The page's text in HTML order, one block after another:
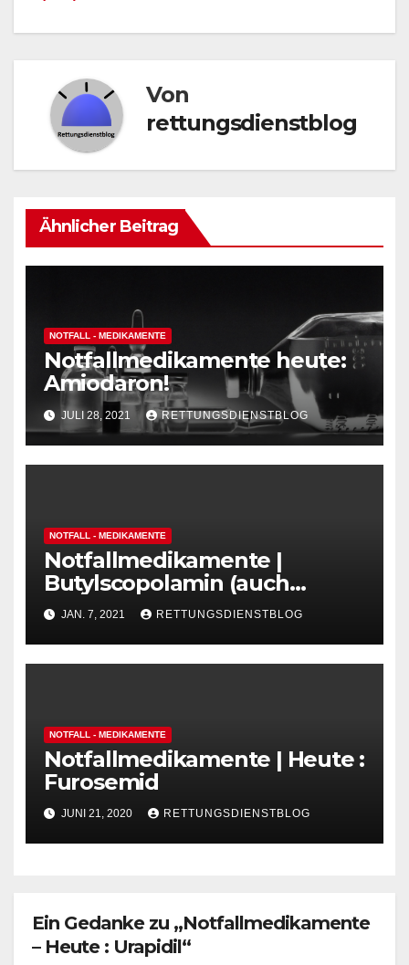
Von
rettungsdienstblog
Ähnlicher Beitrag
NOTFALL - MEDIKAMENTE
Notfallmedikamente heute:
Amiodaron!
JULI 28, 2021 RETTUNGSDIENSTBLOG
NOTFALL - MEDIKAMENTE
Notfallmedikamente |
Butylscopolamin (auch
„Buscopan“ als ein
Handelsname)
JAN. 7, 2021 RETTUNGSDIENSTBLOG
NOTFALL - MEDIKAMENTE
Notfallmedikamente | Heute :
Furosemid
JUNI 21, 2020 RETTUNGSDIENSTBLOG
Ein Gedanke zu „Notfallmedikamente
– Heute : Urapidil“